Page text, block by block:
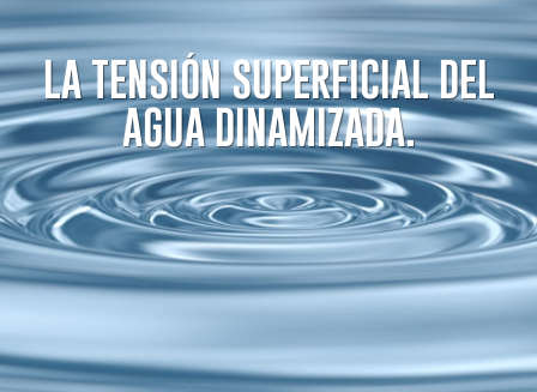
LA TENSIÓN SUPERFICIAL DEL
AGUA DINAMIZADA.